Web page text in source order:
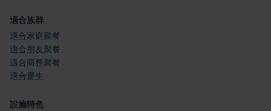
適合族群
適合家庭聚餐
適合朋友聚餐
適合商務聚餐
適合慶生
設施特色